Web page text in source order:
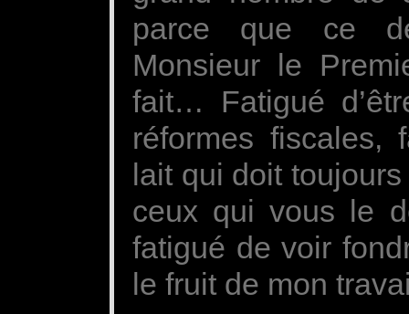
parce que ce
Monsieur le
fait… Fatigué
réformes fiscales,
lait qui doit
ceux qui vous le
fatigué de voir
le fruit de mon